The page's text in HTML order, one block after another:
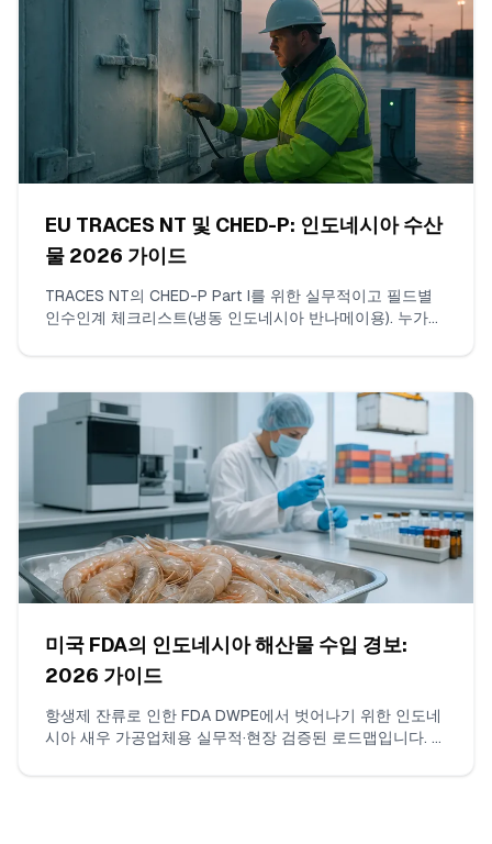
EU TRACES NT 및 CHED-P: 인도네시아 수산
물 2026 가이드
TRACES NT의 CHED-P Part I를 위한 실무적이고 필드별
인수인계 체크리스트(냉동 인도네시아 반나메이용). 누가
미국 FDA의 인도네시아 해산물 수입 경보:
2026 가이드
항생제 잔류로 인한 FDA DWPE에서 벗어나기 위한 인도네
시아 새우 가공업체용 실무적·현장 검증된 로드맵입니다. 클